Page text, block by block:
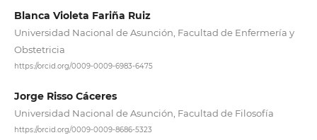
Blanca Violeta Fariña Ruiz
Universidad Nacional de Asunción, Facultad de Enfermería y
Obstetricia
https://orcid.org/0009-0009-6983-6475
Jorge Risso Cáceres
Universidad Nacional de Asunción, Facultad de Filosofía
https://orcid.org/0009-0009-8686-5323